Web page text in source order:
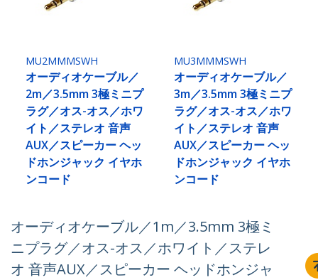
MU2MMMSWH
オーディオケーブル／
2m／3.5mm 3極ミニプ
ラグ／オス-オス／ホワ
イト／ステレオ 音声
AUX／スピーカー ヘッ
ドホンジャック イヤホ
ンコード
MU3MMMSWH
オーディオケーブル／
3m／3.5mm 3極ミニプ
ラグ／オス-オス／ホワ
イト／ステレオ 音声
AUX／スピーカー ヘッ
ドホンジャック イヤホ
ンコード
オーディオケーブル／1m／3.5mm 3極ミ
ニプラグ／オス-オス／ホワイト／ステレ
オ 音声AUX／スピーカー ヘッドホンジャ